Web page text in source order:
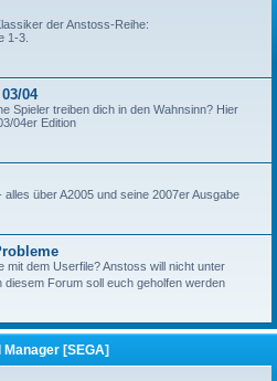
der Anstoss-Reihe:
1-3.
04
Spieler treiben dich in den Wahnsinn? Hier
04er Edition
über A2005 und seine 2007er Ausgabe
mit dem Userfile? Anstoss will nicht unter
diesem Forum soll euch geholfen werden
Manager [SEGA]